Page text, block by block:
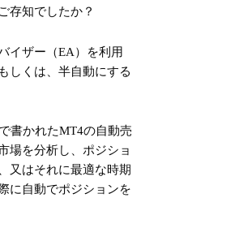
存知でしたか？
イザー（EA）を利用
しくは、半自動にする
書かれたMT4の自動売
場を分析し、ポジショ
又はそれに最適な時期
に自動でポジションを